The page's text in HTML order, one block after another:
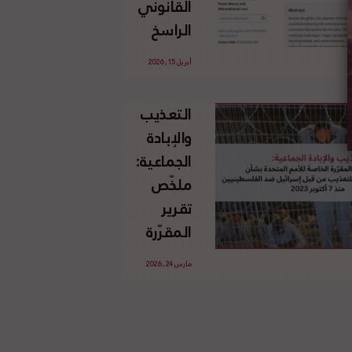
الإسرائيلي
غير
القانوني
الفلسطينية
القانوني
الراسخ
للاجئين
وحقهم
في العودة
بموجب
القانون
الدولي
أبريل 15, 2026
التعذيب
والإبادة
الجماعية:
ملخّص
تقرير
المقرّرة
الخاصة
مارس 24, 2026